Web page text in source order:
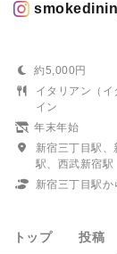
約5,000円
イタリアン（
イン
年末年始
新宿三丁目駅
駅、西武新宿駅
新宿三丁目駅
トップ 投稿